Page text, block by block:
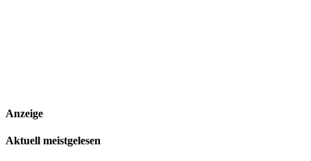
Anzeige
Aktuell meistgelesen